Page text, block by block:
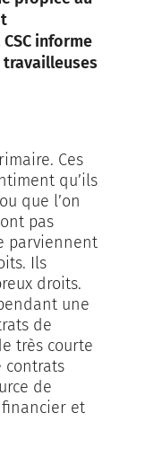
informe
Ces
qu’ils
que l’on
pas
parviennent
Ils
droits.
une
de
très courte
contrats
de
et